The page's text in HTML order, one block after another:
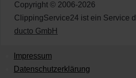
Copyright © 2006-2026
ClippingService24 ist ein Service
ducto GmbH
Impressum
Datenschutzerklärung